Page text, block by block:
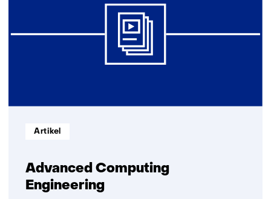
die
Advanced Computing
Engineering
Informatietype:
Artikel